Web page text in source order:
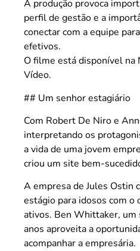
A produção provoca
perfil de gestão e a
conectar com a equipe
efetivos.
O filme está disponível na
Vídeo.
## Um senhor estagiário
Com Robert De Niro e
interpretando os
a vida de uma jovem
criou um site bem-
A empresa de Jules Ostin
estágio para idosos com
ativos. Ben Whittaker, um
anos aproveita a
acompanhar a empresária.